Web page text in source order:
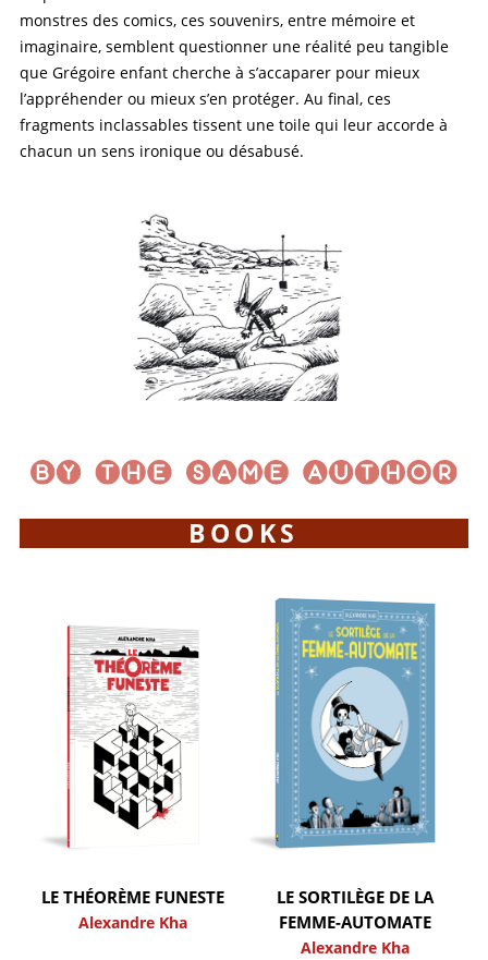
monstres des comics, ces souvenirs, entre mémoire et
imaginaire, semblent questionner une réalité peu tangible
que Grégoire enfant cherche à s’accaparer pour mieux
l’appréhender ou mieux s’en protéger. Au final, ces
fragments inclassables tissent une toile qui leur accorde à
chacun un sens ironique ou désabusé.
BOOKS
LE THÉORÈME FUNESTE
Alexandre Kha
LE SORTILÈGE DE LA
FEMME-AUTOMATE
Alexandre Kha